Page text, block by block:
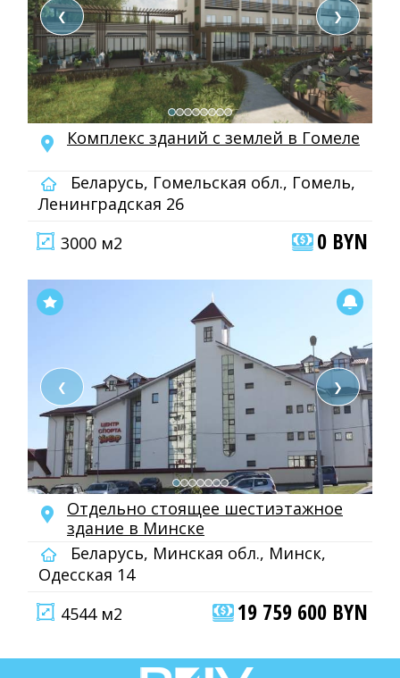
❮ ❯
Комплекс зданий с землей в Гомеле
Беларусь, Гомельская обл., Гомель,
Ленинградская 26
3000 м2
0 BYN
❮ ❯
Отдельно стоящее шестиэтажное
здание в Минске
Беларусь, Минская обл., Минск,
Одесская 14
4544 м2
19 759 600 BYN